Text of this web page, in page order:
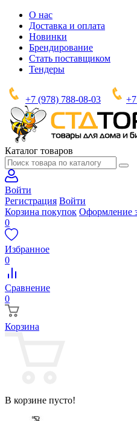
О нас
Доставка и оплата
Новинки
Брендирование
Стать поставщиком
Тендеры
+7 (978) 788-08-03
Каталог товаров
Войти
Регистрация Войти
Корзина покупок Оформление
0
Избранное
0
Сравнение
0
Корзина
В корзине пусто!